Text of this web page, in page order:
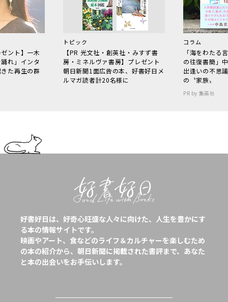
ント】一木
れ」インタ
た再生の群
トピック
【PR 光文社・創英社・みすず書
房・ミネルヴァ書房】プレゼント
朝日新聞1面広告の本、好書好日メ
ルマガ読者計20名様に
コラム
「海をわた
の往復書簡」
出逢いの不思
の〝家族〟
PR by 集英社
好書好日は、好奇心旺盛な人々に向けた、人生を豊かにす
る本の情報サイトです。
映画やアート、食などのライフ＆カルチャーを楽しむため
の本の紹介から、朝日新聞に掲載された書評まで、あなた
と本の出会いをお手伝いします。